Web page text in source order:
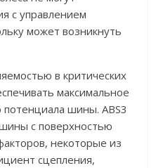
с управлением
может возникнуть
в критических
максимальное
потенциала шины. ABS3
с поверхностью
некоторые из
сцепления,